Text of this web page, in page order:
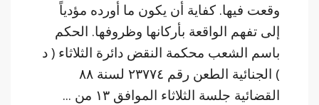
وقعت فيها. كفاية أن يكون ما أورده مؤدياً
إلى تفهم الواقعة بأركانها وظروفها. الحكم
باسم الشعب محكمة النقض دائرة الثلاثاء ( د
) الجنائية الطعن رقم ٢٣٧٧٤ لسنة ٨٨
القضائية جلسة الثلاثاء الموافق ١٣ من ...